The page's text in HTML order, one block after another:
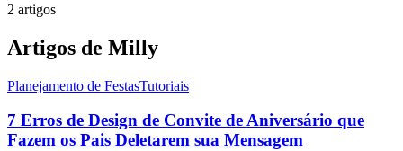
2 artigos
Artigos de Milly
Planejamento de FestasTutoriais
7 Erros de Design de Convite de Aniversário que
Fazem os Pais Deletarem sua Mensagem